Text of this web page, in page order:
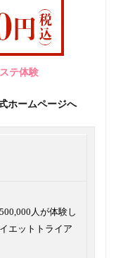
テ体験
ホームページへ
人が体験し
エットトライア